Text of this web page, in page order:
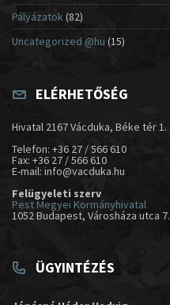
Pályázatok (82)
Uncategorized @hu (15)
ELÉRHETŐSÉG
Hivatal 2167 Vácduka, Béke tér 1.
Telefon: +36 27 / 566 610
Fax: +36 27 / 566 610
E-mail: info@vacduka.hu
Felügyeleti szerv
Pest Megyei Kormányhivatal
1052 Budapest, Városháza utca 7.
ÜGYINTÉZÉS